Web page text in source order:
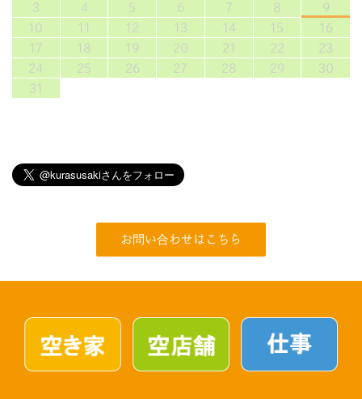
3
4 5 6 7 8
9
10
11 12 13 14 15
16
17
18 19 20 21 22
23
24
25 26 27 28 29
30
31
お問い合わせはこちら